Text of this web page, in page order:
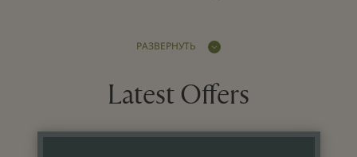
РАЗВЕРНУТЬ
Latest Offers